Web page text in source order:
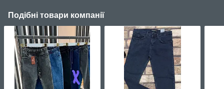
Подібні товари компанії